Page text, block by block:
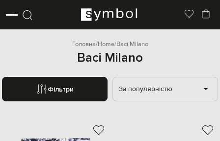
Головна Home Baci Milano
Baci Milano
Фільтри За популярністю